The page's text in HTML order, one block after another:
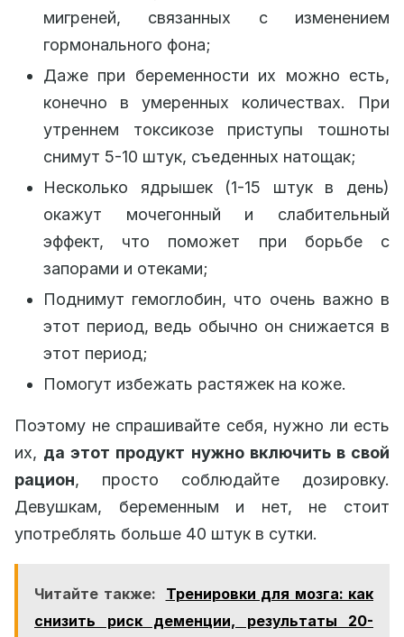
мигреней, связанных с изменением
гормонального фона;
Даже при беременности их можно есть,
конечно в умеренных количествах. При
утреннем токсикозе приступы тошноты
снимут 5-10 штук, съеденных натощак;
Несколько ядрышек (1-15 штук в день)
окажут мочегонный и слабительный
эффект, что поможет при борьбе с
запорами и отеками;
Поднимут гемоглобин, что очень важно в
этот период, ведь обычно он снижается в
этот период;
Помогут избежать растяжек на коже.
Поэтому не спрашивайте себя, нужно ли есть
их, да этот продукт нужно включить в свой
рацион, просто соблюдайте дозировку.
Девушкам, беременным и нет, не стоит
употреблять больше 40 штук в сутки.
Читайте также:
Тренировки для мозга: как
снизить риск деменции, результаты 20-